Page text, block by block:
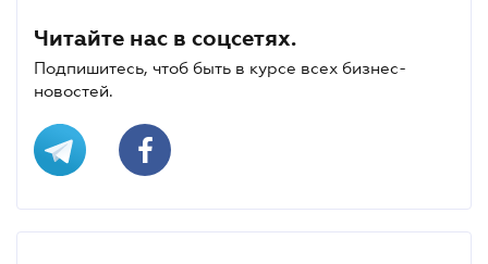
Читайте нас в соцсетях.
Подпишитесь, чтоб быть в курсе всех бизнес-
новостей.